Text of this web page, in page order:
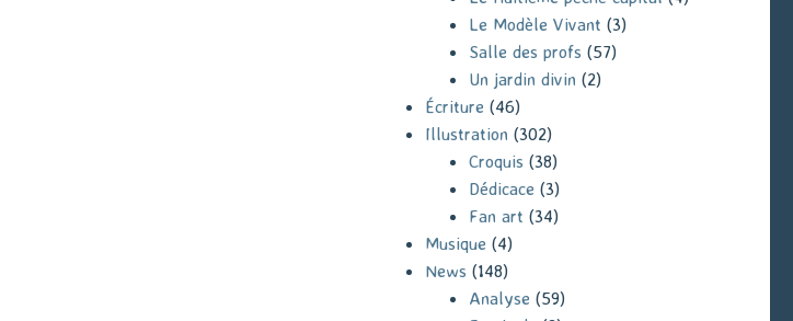
Le Modèle Vivant (3)
Salle des profs (57)
Un jardin divin (2)
Écriture (46)
Illustration (302)
Croquis (38)
Dédicace (3)
Fan art (34)
Musique (4)
News (148)
Analyse (59)